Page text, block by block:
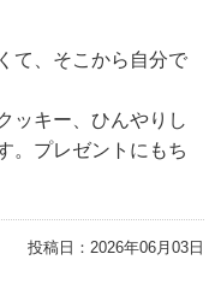
て、そこから自分で
ッキー、ひんやりし
。プレゼントにもち
投稿日： 2026年06月03日